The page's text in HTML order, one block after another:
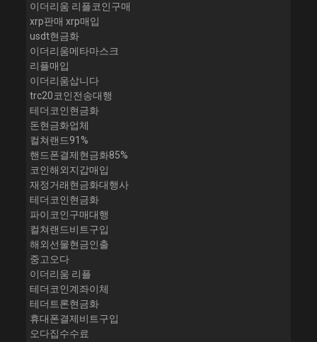
이더리움 리플코인구매
xrp판매 xrp매입
usdt현금화
이더리움메타마스크
리플매입
이더리움삽니다
trc20코인전송대행
테더코인현금화
돈현금화업체
컬쳐랜드91%
핸드폰결제현금화85%
코인해외지갑매입
재정거래현금화대행사
테더코인현금화
파이코인구매대행
컬쳐랜드비트구입
해외선물현금인출
중고오다
이더리움 리플
테더코인계좌이체
테더트론현금화
휴대폰결제비트구입
오다집수수료